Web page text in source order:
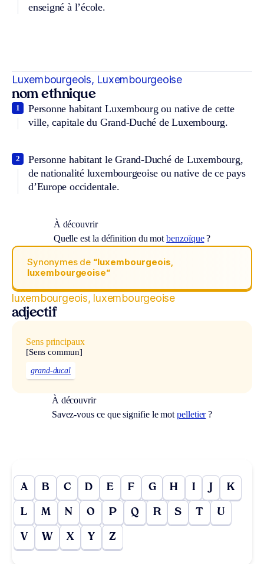
enseigné à l’école.
Luxembourgeois, Luxembourgeoise
nom ethnique
Personne habitant Luxembourg ou native de cette
ville, capitale du Grand-Duché de Luxembourg.
1
Personne habitant le Grand-Duché de Luxembourg,
de nationalité luxembourgeoise ou native de ce pays
d’Europe occidentale.
2
À découvrir
Quelle est la définition du motbenzoïque?
Synonymes de “luxembourgeois,
luxembourgeoise“
luxembourgeois, luxembourgeoise
adjectif
Sens principaux
[Sens commun]
grand-ducal
À découvrir
Savez-vous ce que signifie le motpelletier?
A B C D E F G H I J K
L M N O P Q R S T U
V W X Y Z